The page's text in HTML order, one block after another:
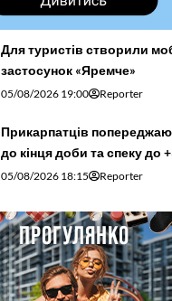
Для туристів створили
застосунок «Яремче»
05/08/2026 19:00 Reporter
Прикарпатців
до кінця доби та спеку до
05/08/2026 18:15 Reporter